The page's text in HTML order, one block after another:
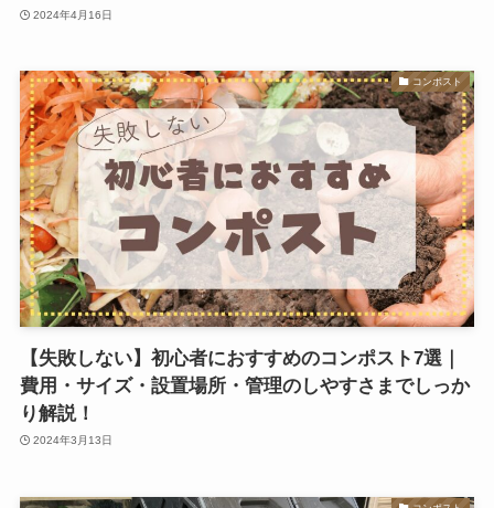
2024年4月16日
コンポスト
【失敗しない】初心者におすすめのコンポスト7選｜
費用・サイズ・設置場所・管理のしやすさまでしっか
り解説！
2024年3月13日